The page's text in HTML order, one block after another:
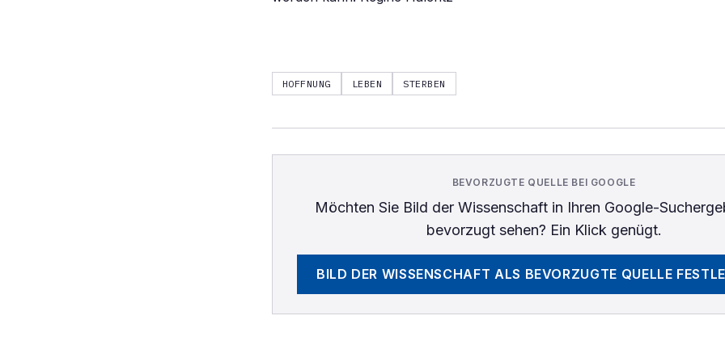
HOFFNUNG LEBEN STERBEN
BEVORZUGTE QUELLE BEI GOOGLE
Möchten Sie Bild der Wissenschaftin Ihren Google-
bevorzugt sehen? Ein Klick genügt.
BILD DER WISSENSCHAFT ALS BEVORZUGTE QUELLE